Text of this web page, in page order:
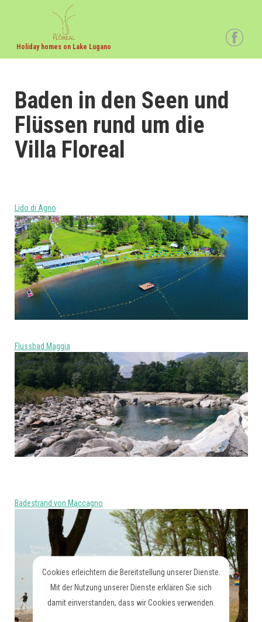
Holiday homes on Lake Lugano
Baden in den Seen und
Flüssen rund um die
Villa Floreal
Lido di Agno
Flussbad Maggia
Badestrand von Maccagno
Cookies erleichtern die Bereitstellung unserer Dienste.
Mit der Nutzung unserer Dienste erklären Sie sich
damit einverstanden, dass wir Cookies verwenden.